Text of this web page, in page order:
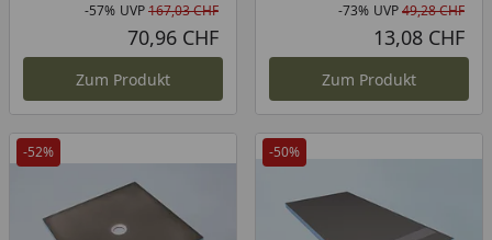
Rabatt in Prozent
-57%
Ursprünglicher Preis
UVP167,03 CHF
70,96 CHF
Zum Produkt
-73% UVP49,28 CHF
13,08 CHF
Zum Produkt
-52% -50%